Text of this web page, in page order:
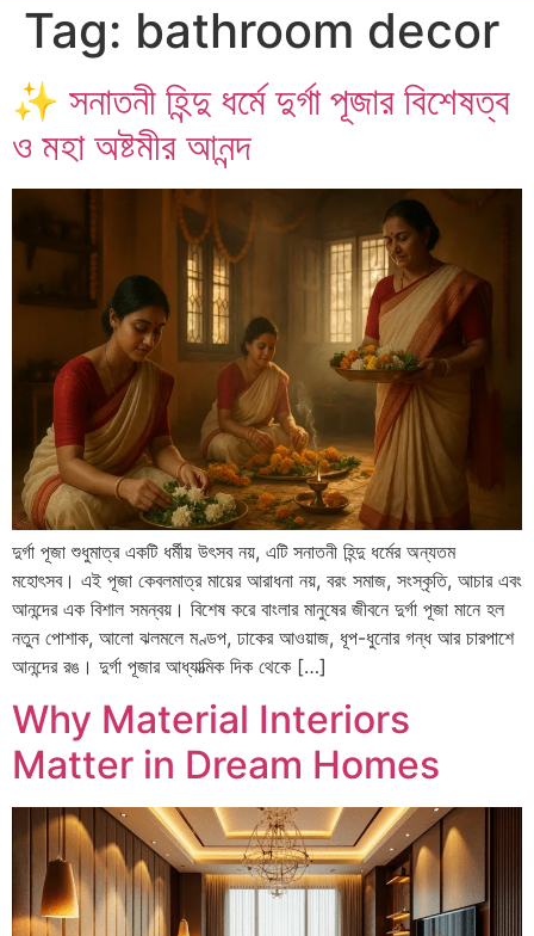
Tag: bathroom decor
✨ সনাতনী হিন্দু ধর্মে দুর্গা পূজার বিশেষত্ব
ও মহা অষ্টমীর আনন্দ
দুর্গা পূজা শুধুমাত্র একটি ধর্মীয় উৎসব নয়, এটি সনাতনী হিন্দু ধর্মের অন্যতম
মহোৎসব। এই পূজা কেবলমাত্র মায়ের আরাধনা নয়, বরং সমাজ, সংস্কৃতি, আচার এবং
আনন্দের এক বিশাল সমন্বয়। বিশেষ করে বাংলার মানুষের জীবনে দুর্গা পূজা মানে হল
নতুন পোশাক, আলো ঝলমলে মণ্ডপ, ঢাকের আওয়াজ, ধূপ-ধুনোর গন্ধ আর চারপাশে
আনন্দের রঙ। দুর্গা পূজার আধ্যাত্মিক দিক থেকে […]
Why Material Interiors
Matter in Dream Homes